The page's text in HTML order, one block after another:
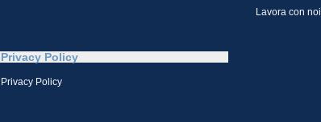
Lavora con noi
Privacy Policy
Privacy Policy